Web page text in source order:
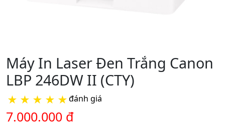
Máy In Laser Đen Trắng Canon
LBP 246DW II (CTY)
★ ★ ★ ★ ★đánh giá
7.000.000 đ